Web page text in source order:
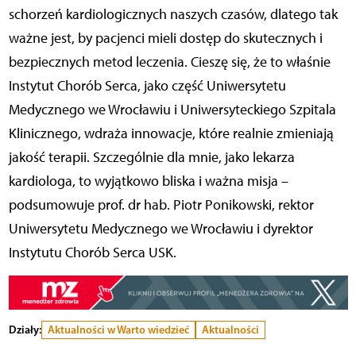
schorzeń kardiologicznych naszych czasów, dlatego tak
ważne jest, by pacjenci mieli dostęp do skutecznych i
bezpiecznych metod leczenia. Cieszę się, że to właśnie
Instytut Chorób Serca, jako część Uniwersytetu
Medycznego we Wrocławiu i Uniwersyteckiego Szpitala
Klinicznego, wdraża innowacje, które realnie zmieniają
jakość terapii. Szczególnie dla mnie, jako lekarza
kardiologa, to wyjątkowo bliska i ważna misja –
podsumowuje prof. dr hab. Piotr Ponikowski, rektor
Uniwersytetu Medycznego we Wrocławiu i dyrektor
Instytutu Chorób Serca USK.
Działy: Aktualności w Warto wiedzieć
Aktualności